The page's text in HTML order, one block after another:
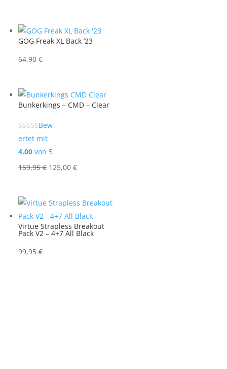
GOG Freak XL Back ’23
64,90€
Bunkerkings – CMD – Clear
Bew
ertet mit
4.00 von 5
169,95€ Ursprünglicher
169,95 €
125,00€Aktueller
125,00 €.
Virtue Strapless Breakout
Pack V2 – 4+7 All Black
99,95€